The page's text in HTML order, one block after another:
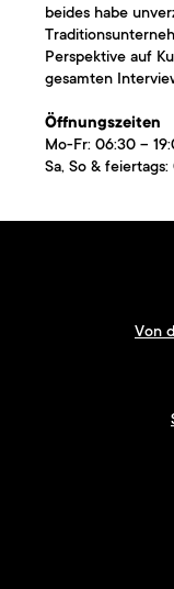
beides habe
Perspektive auf
gesamten
Öffnungszeiten
Mo-Fr: 06:30 –
Sa, So &
Von